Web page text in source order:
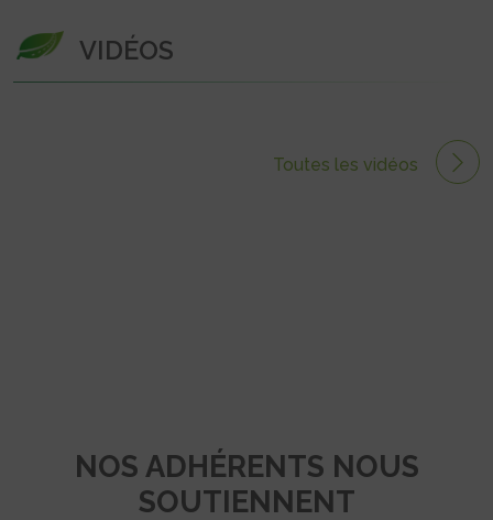
VIDÉOS
Toutes les vidéos
NOS ADHÉRENTS NOUS
SOUTIENNENT